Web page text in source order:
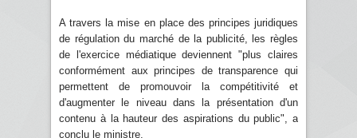
A travers la mise en place des principes juridiques
de régulation du marché de la publicité, les règles
de l'exercice médiatique deviennent "plus claires
conformément aux principes de transparence qui
permettent de promouvoir la compétitivité et
d'augmenter le niveau dans la présentation d'un
contenu à la hauteur des aspirations du public", a
conclu le ministre.